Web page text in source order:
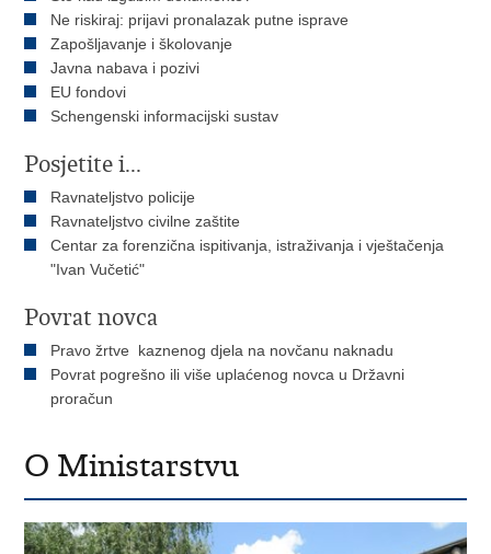
Ne riskiraj: prijavi pronalazak putne isprave
Zapošljavanje i školovanje
Javna nabava i pozivi
EU fondovi
Schengenski informacijski sustav
Posjetite i...
Ravnateljstvo policije
Ravnateljstvo civilne zaštite
Centar za forenzična ispitivanja, istraživanja i vještačenja
"Ivan Vučetić"
Povrat novca
Pravo žrtve kaznenog djela na novčanu naknadu
Povrat pogrešno ili više uplaćenog novca u Državni
proračun
O Ministarstvu